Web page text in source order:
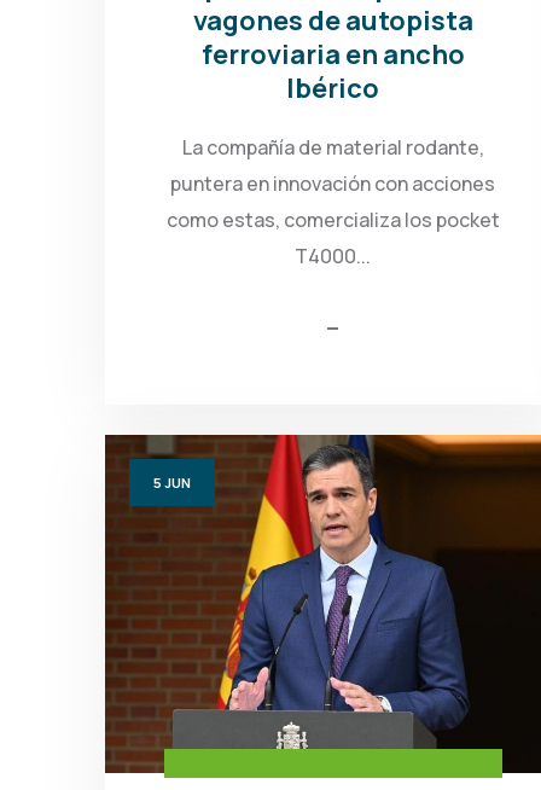
vagones de autopista
ferroviaria en ancho
Ibérico
La compañía de material rodante,
puntera en innovación con acciones
como estas, comercializa los pocket
T4000...
5 JUN